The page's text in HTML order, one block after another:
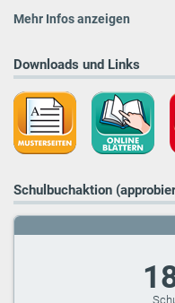
Mehr Infos anzeigen
Downloads und Links
Schulbuchaktion